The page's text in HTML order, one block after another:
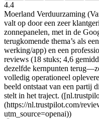
4.4
Moerland Verduurzaming
valt op door een zeer
zonnepanelen, met in de
terugkomende thema’s als
werking/app) en een
reviews (18 stuks; 4,6
dezelfde kernpunten
volledig operationeel
beeld ontstaat van een partij
stelt in het traject.
(https://nl.trustpilot.com/
utm_source=openai))